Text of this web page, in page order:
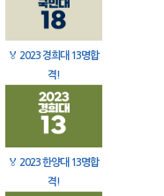
🏅 2023 경희대 13명합
격!
🏅 2023 한양대 13명합
격!